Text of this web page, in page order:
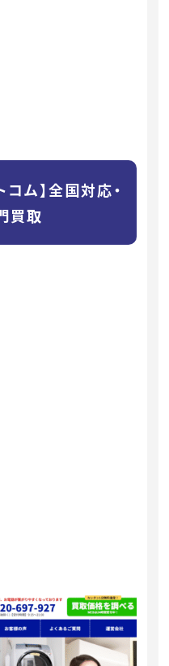
コム】全国対応・
買取